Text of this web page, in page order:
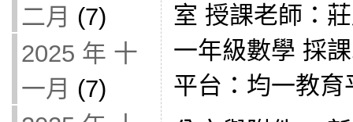
二月 (7)
2025 年 十
一月 (7)
室 授課老師：
一年級數學 採
平台：均一教育